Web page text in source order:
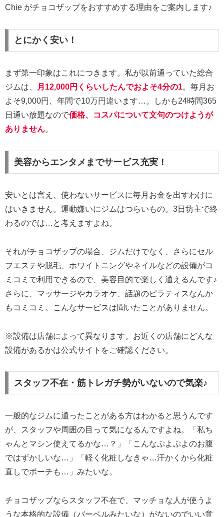
Chie がチョコザップをおすすめする理由をご案内します♪
とにかく安い！
まず第一印象はこれにつきます。私が以前通っていた総合
ジムは、
月12,000円くらいしたんでおよそ4分の1。毎月お
よそ9,000円、年間で10万円違います…。しかも24時間365
日通い放題なので価格、コスパについて文句のつけようが
ありません。
美容からエンタメまでサービス充実！
安いとは言え、使わないサービスに毎月お金を出すわけに
はいきません。運動嫌いにジムはつらいもの。3日坊主で終
わるのでは…と考えますよね。
それがチョコザップの場合、ジムだけでなく、さらにセル
フエステや脱毛、ホワイトニングやネイルなどの設備がコ
ミコミで利用できるので、美容目的で楽しく通えるんです♪
さらに、マッサージやカラオケ、話題のピラティスなんか
もコミコミ。こんなサービスは聞いたことがありません。
※設備は店舗によって異なります。お近くの店舗にどんな
設備があるかは公式サイトをご確認ください。
スタッフ不在・筋トレガチ勢がいないので気楽♪
一般的なジムに通ったことがある方はわかると思うんです
が、スタッフや周囲の目って気になるんですよね。「私ち
ゃんとマシン使えてるかな…？」「こんなぷよぷよのお腹
ではずかしいな…」「軽く化粧しなきゃ…汗かくから化粧
直しでポーチも…」みたいな。
チョコザップならスタッフ不在で、マッチョな人が使うよ
うな本格的な設備（バーベルみたいな）がないのでいい意